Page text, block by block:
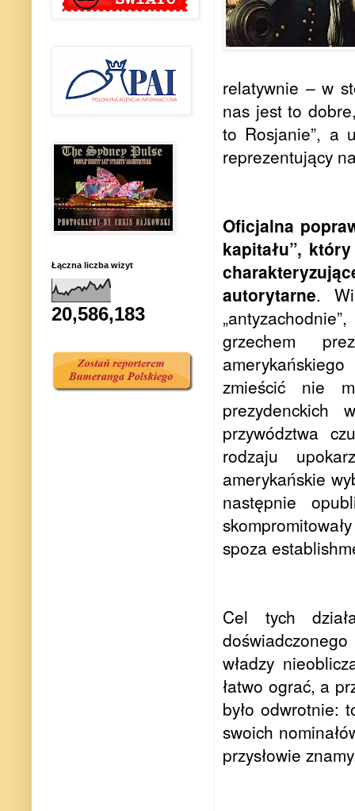
relatywnie – w
nas jest to
to Rosjanie”, a
reprezentujący
Oficjalna
kapitału”,
autorytarne.
grzechem
zmieścić nie
prezydenckich
przywództwa
rodzaju
amerykańskie
następnie
spoza
Cel tych
władzy
łatwo ograć, a
było odwrotnie:
swoich
przysłowie
Łączna liczba wizyt
20,586,183